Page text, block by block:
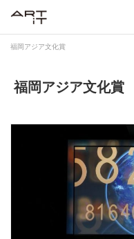
福岡アジア文化賞
福岡アジア文化賞